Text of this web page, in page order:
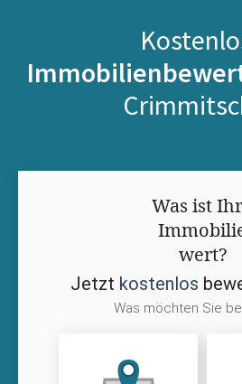
Was ist
wert?
Jetzt kostenlos
Was möchten Sie